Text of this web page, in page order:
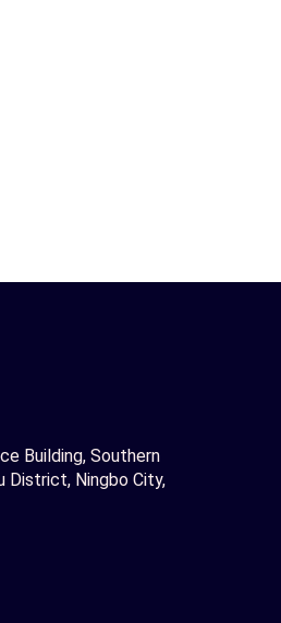
Building, Southern
District, Ningbo City,